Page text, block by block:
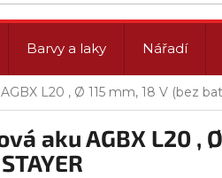
Barvy a laky Nářadí
L20 , Ø 115 mm, 18 V (bez
aku AGBX L20 ,